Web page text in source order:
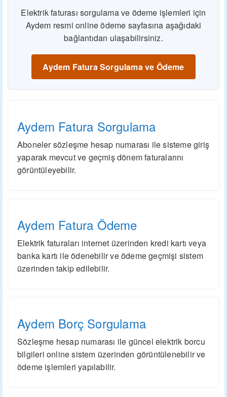
Elektrik faturası sorgulama ve ödeme işlemleri için
Aydem resmi online ödeme sayfasına aşağıdaki
bağlantıdan ulaşabilirsiniz.
Aydem Fatura Sorgulama ve Ödeme
Aydem Fatura Sorgulama
Aboneler sözleşme hesap numarası ile sisteme giriş
yaparak mevcut ve geçmiş dönem faturalarını
görüntüleyebilir.
Aydem Fatura Ödeme
Elektrik faturaları internet üzerinden kredi kartı veya
banka kartı ile ödenebilir ve ödeme geçmişi sistem
üzerinden takip edilebilir.
Aydem Borç Sorgulama
Sözleşme hesap numarası ile güncel elektrik borcu
bilgileri online sistem üzerinden görüntülenebilir ve
ödeme işlemleri yapılabilir.